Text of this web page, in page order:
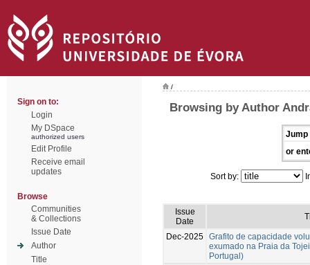
Sign on to:
Login
My DSpace
authorized users
Edit Profile
Receive email
updates
Browse
Communities
& Collections
Issue Date
Author
Title
/
Browsing by Author
Jump
or
Sort by:
Issue
Date
Dec-2025 Grafito de capacidade
exumado na Praia da
Portugal)